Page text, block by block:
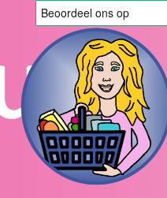
door
naar
navigatie
de
inhoud